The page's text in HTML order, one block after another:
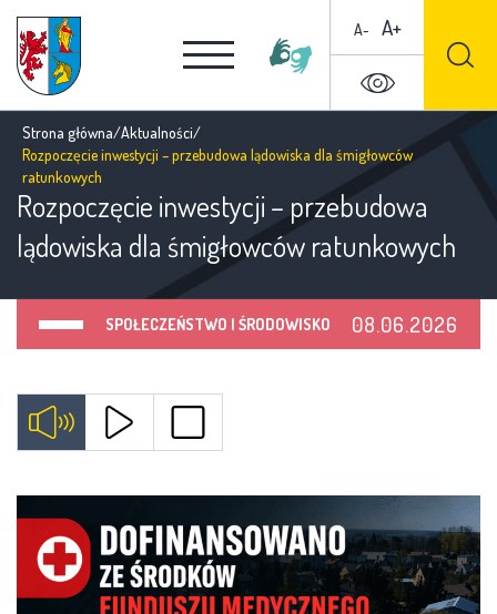
A- A+
Strona główna/Aktualności/
Rozpoczęcie inwestycji – przebudowa lądowiska dla śmigłowców
ratunkowych
Rozpoczęcie inwestycji – przebudowa
lądowiska dla śmigłowców ratunkowych
SPOŁECZEŃSTWO I ŚRODOWISKO 08.06.2026